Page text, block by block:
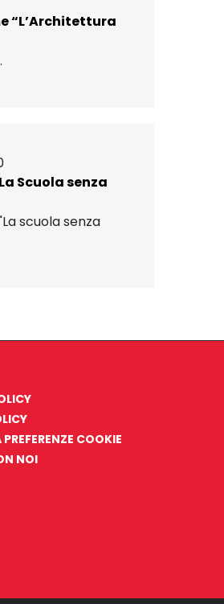
“L’Architettura
Scuola senza
scuola senza
COOKIE
NOI